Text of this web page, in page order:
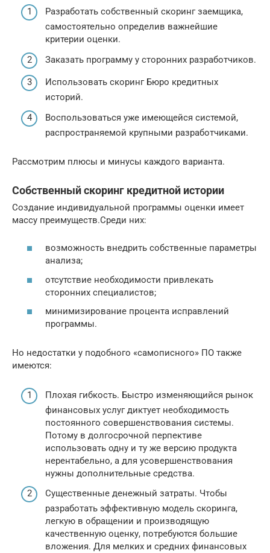
Разработать собственный скоринг заемщика,
самостоятельно определив важнейшие
критерии оценки.
Заказать программу у сторонних разработчиков.
Использовать скоринг Бюро кредитных
историй.
Воспользоваться уже имеющейся системой,
распространяемой крупными разработчиками.
Рассмотрим плюсы и минусы каждого варианта.
Собственный скоринг кредитной истории
Создание индивидуальной программы оценки имеет
массу преимуществ.Среди них:
возможность внедрить собственные параметры
анализа;
отсутствие необходимости привлекать
сторонних специалистов;
минимизирование процента исправлений
программы.
Но недостатки у подобного «самописного» ПО также
имеются:
Плохая гибкость. Быстро изменяющийся рынок
финансовых услуг диктует необходимость
постоянного совершенствования системы.
Потому в долгосрочной перпективе
использовать одну и ту же версию продукта
нерентабельно, а для усовершенствования
нужны дополнительные средства.
Существенные денежный затраты. Чтобы
разработать эффективную модель скоринга,
легкую в обращении и производящую
качественную оценку, потребуются большие
вложения. Для мелких и средних финансовых